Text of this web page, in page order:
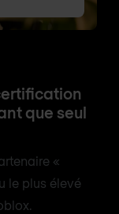
que seul
«
le plus élevé